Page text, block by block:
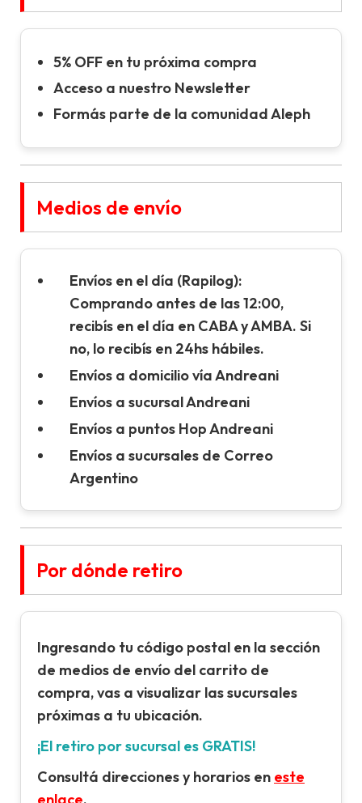
5% OFF en tu próxima compra
Acceso a nuestro Newsletter
Formás parte de la comunidad Aleph
Medios de envío
Envíos en el día (Rapilog):
Comprando antes de las 12:00,
recibís en el día en CABA y AMBA. Si
no, lo recibís en 24hs hábiles.
Envíos a domicilio vía Andreani
Envíos a sucursal Andreani
Envíos a puntos Hop Andreani
Envíos a sucursales de Correo
Argentino
Por dónde retiro
Ingresando tu código postal en la sección
de medios de envío del carrito de
compra, vas a visualizar las sucursales
próximas a tu ubicación.
¡El retiro por sucursal es GRATIS!
Consultá direcciones y horarios en este